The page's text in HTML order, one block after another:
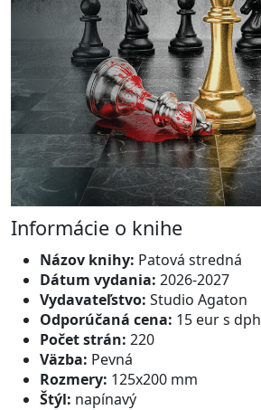
Informácie o knihe
Názov knihy: Patová stredná
Dátum vydania: 2026-2027
Vydavateľstvo: Studio Agaton
Odporúčaná cena: 15 eur s dph
Počet strán: 220
Väzba: Pevná
Rozmery: 125x200 mm
Štýl: napínavý